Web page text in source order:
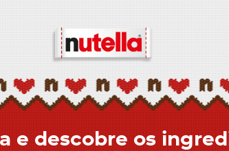
e descobre os